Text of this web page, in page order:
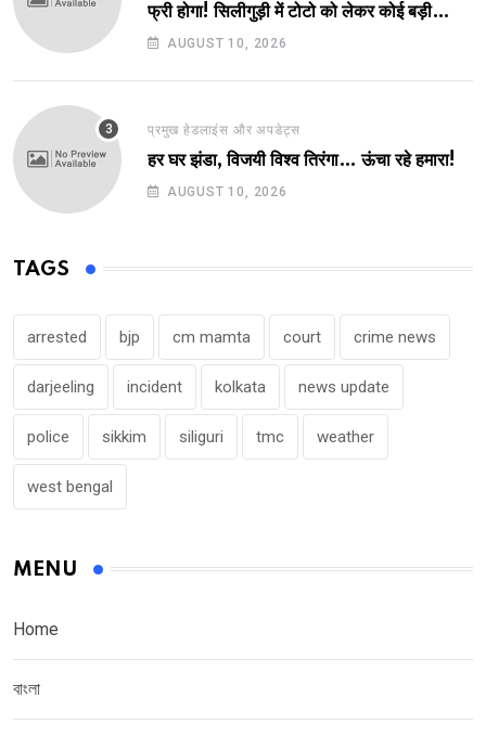
फ्री होगा! सिलीगुड़ी में टोटो को लेकर कोई बड़ी
घोषणा संभव!
AUGUST 10, 2026
प्रमुख हेडलाइंस और अपडेट्स
हर घर झंडा, विजयी विश्व तिरंगा… ऊंचा रहे हमारा!
AUGUST 10, 2026
TAGS
arrested bjp cm mamta court crime news
darjeeling incident kolkata news update
police sikkim siliguri tmc weather
west bengal
MENU
Home
বাংলা